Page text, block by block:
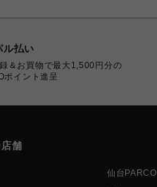
ル払い
＆お買物で最大1,500円分の
ポイント進呈
舗
仙台PARCO